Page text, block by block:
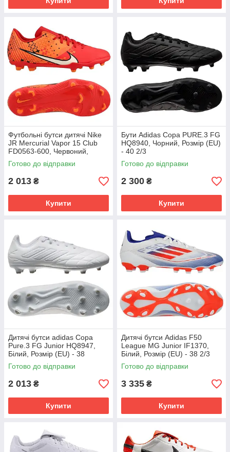
Футбольні бутси дитячі Nike
JR Mercurial Vapor 15 Club
FD0563-600, Червоний,
Розмір (EU) - 38
Готово до відправки
2 013 ₴
Купити
Бути Adidas Copa PURE.3 FG
HQ8940, Чорний, Розмір (EU)
- 40 2/3
Готово до відправки
2 300 ₴
Купити
Дитячі бутси adidas Copa
Pure.3 FG Junior HQ8947,
Білий, Розмір (EU) - 38
Готово до відправки
2 013 ₴
Купити
Дитячі бутси Adidas F50
League MG Junior IF1370,
Білий, Розмір (EU) - 38 2/3
Готово до відправки
3 335 ₴
Купити